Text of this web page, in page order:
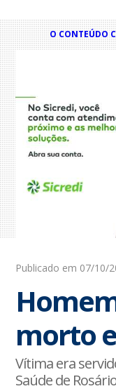
O CONTEÚDO
Publicado em 07/10/
morto
Vítima era
Saúde de